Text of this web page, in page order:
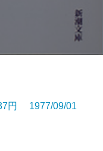
円 1977/09/01